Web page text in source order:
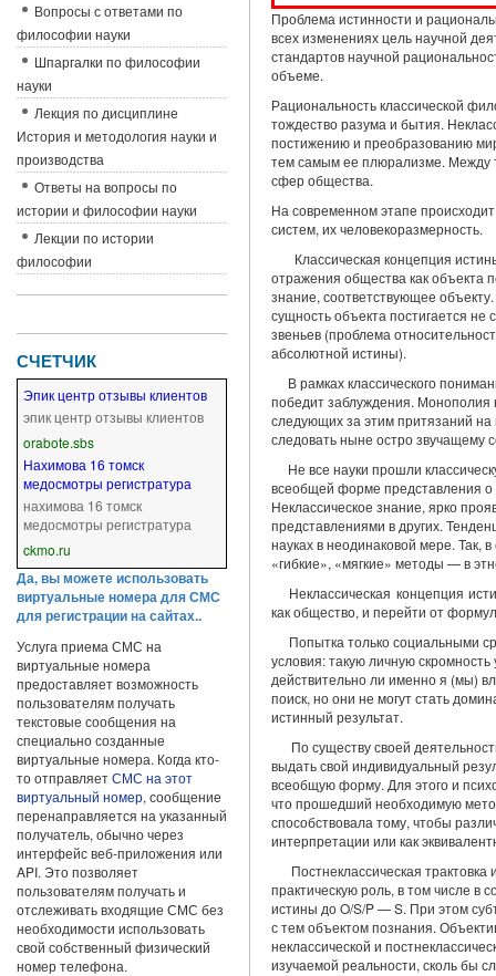
Проблема истинности и
всех изменениях цель научной
стандартов научной
объеме.
Рациональность классической
тождество разума и бытия.
постижению и преобразованию
тем самым ее плюрализме. Между
сфер общества.
На современном этапе
систем, их человекоразмерность.
Классическая концепция
отражения общества как объекта
знание, соответствующее
сущность объек­та постигается
звеньев (проблема
абсолютной истины).
В рамках классического
победит заблуждения. Мо­нополия
следующих за этим притязаний
следовать ныне остро звучащему
Не все науки прошли
всеобщей форме представления о
Неклассическое знание, ярко
представлениями в других.
науках в неодинаковой мере. Так,
«гибкие», «мягкие» методы — в
Неклассическая концепция
как общество, и пе­рейти от
Попытка только социальными
условия: такую личную
действительно ли именно я (мы)
по­иск, но они не могут стать
истинный результат.
По существу своей
выдать свой индивиду­альный
всеобщую форму. Для этого и
что прошедший необходимую
способст­вовала тому, чтобы
интерпретации или как
Постнеклассическая
практическую роль, в том числе в
истины до O/S/P — S. При этом
с тем объектом познания.
неклассиче­ской и
изучаемой реальности, сколь бы
Вопросы с ответами по
философии науки
Шпаргалки по философии
науки
Лекция по дисциплине
История и методология науки и
производства
Ответы на вопросы по
истории и философии науки
Лекции по истории
философии
СЧЕТЧИК
Эпик центр отзывы клиентов
эпик центр отзывы клиентов
orabote.sbs
Нахимова 16 томск
медосмотры регистратура
нахимова 16 томск
медосмотры регистратура
ckmo.ru
Да, вы можете использовать
виртуальные номера для СМС
для регистрации на сайтах..
Услуга приема СМС на
виртуальные номера
предоставляет возможность
пользователям получать
текстовые сообщения на
специально созданные
виртуальные номера. Когда кто-
то отправляетСМС на этот
виртуальный номер, сообщение
перенаправляется на указанный
получатель, обычно через
интерфейс веб-приложения или
API. Это позволяет
пользователям получать и
отслеживать входящие СМС без
необходимости использовать
свой собственный физический
номер телефона.